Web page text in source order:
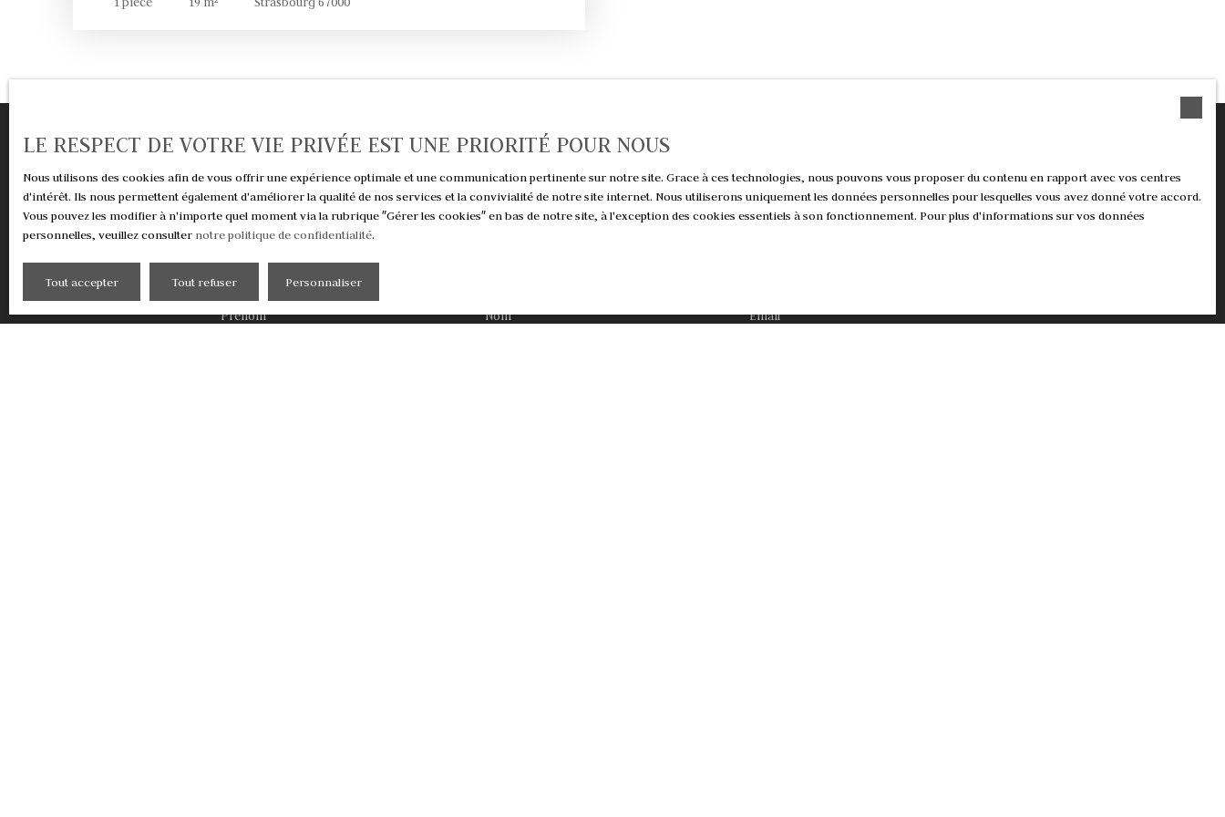
Vous ne trouvez pas la propriété de vos rêves ?
Ne manquez plus aucun bien correspondant à votre recherche !
Prénom Nom Email
LE RESPECT DE VOTRE VIE PRIVÉE EST UNE PRIORITÉ POUR NOUS
Nous utilisons des cookies afin de vous offrir une expérience optimale et une communication pertinente sur notre site. Grace à ces technologies, nous pouvons vous proposer du contenu en rapport avec vos centres
d'intérêt. Ils nous permettent également d'améliorer la qualité de nos services et la convivialité de notre site internet. Nous utiliserons uniquement les données personnelles pour lesquelles vous avez donné votre accord.
Vous pouvez les modifier à n'importe quel moment via la rubrique ″Gérer les cookies″ en bas de notre site, à l'exception des cookies essentiels à son fonctionnement. Pour plus d'informations sur vos données
personnelles, veuillez consulter notre politique de confidentialité.
Tout accepter Tout refuser Personnaliser